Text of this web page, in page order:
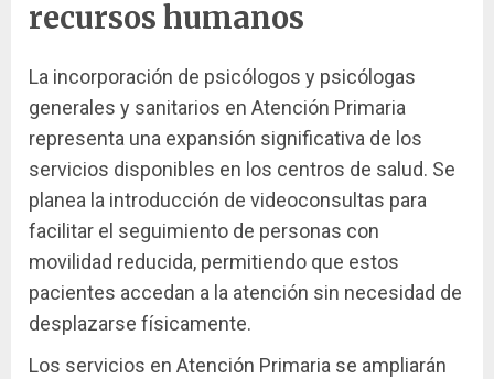
recursos humanos
La incorporación de psicólogos y psicólogas
generales y sanitarios en Atención Primaria
representa una expansión significativa de los
servicios disponibles en los centros de salud. Se
planea la introducción de videoconsultas para
facilitar el seguimiento de personas con
movilidad reducida, permitiendo que estos
pacientes accedan a la atención sin necesidad de
desplazarse físicamente.
Los servicios en Atención Primaria se ampliarán